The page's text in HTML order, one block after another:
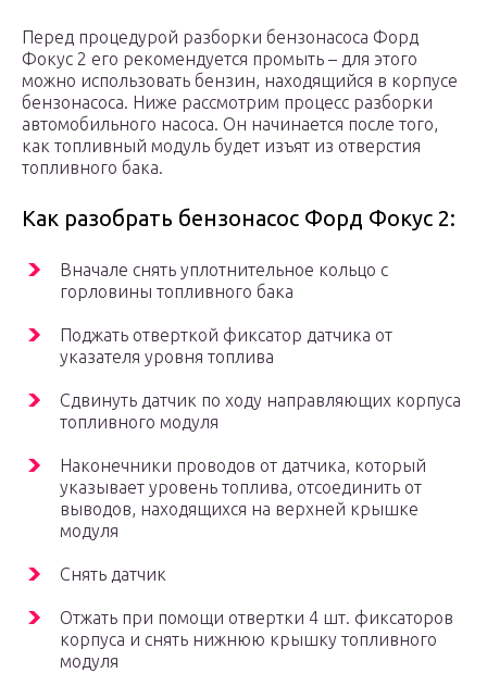
Перед процедурой разборки бензонасоса Форд
Фокус 2 его рекомендуется промыть – для этого
можно использовать бензин, находящийся в корпусе
бензонасоса. Ниже рассмотрим процесс разборки
автомобильного насоса. Он начинается после того,
как топливный модуль будет изъят из отверстия
топливного бака.
Как разобрать бензонасос Форд Фокус 2:
Вначале снять уплотнительное кольцо с
горловины топливного бака
Поджать отверткой фиксатор датчика от
указателя уровня топлива
Сдвинуть датчик по ходу направляющих корпуса
топливного модуля
Наконечники проводов от датчика, который
указывает уровень топлива, отсоединить от
выводов, находящихся на верхней крышке
модуля
Снять датчик
Отжать при помощи отвертки 4 шт. фиксаторов
корпуса и снять нижнюю крышку топливного
модуля